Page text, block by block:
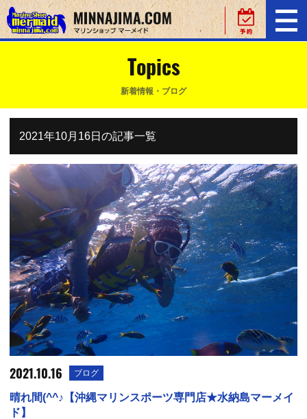
Topics
新着情報・ブログ
2021年10月16日の記事一覧
2021.10.16 ブログ
晴れ間(^^♪【沖縄マリンスポーツ専門店★水納島マーメイ
ド】